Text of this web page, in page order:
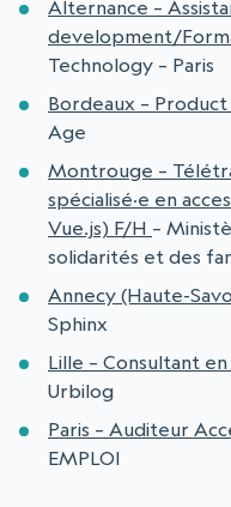
Alternance –
development/
Technology – Paris
Bordeaux –
Age
Montrouge –
spécialisé·e en
Vue.js) F/H –
solidarités et des
Annecy (Haute-
Sphinx
Lille – Consultant
Urbilog
Paris – Auditeur
EMPLOI